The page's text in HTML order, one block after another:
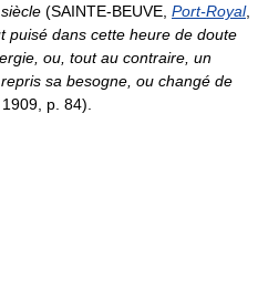
(SAINTE-BEUVE, Port-Royal,
puisé dans cette heure de doute
ou, tout au contraire, un
sa besogne, ou changé de
, 1909, p. 84).